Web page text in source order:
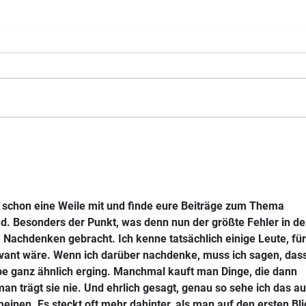
eine Weile mit und finde eure Beiträge zum Thema
Besonders der Punkt, was denn nun der größte Fehler in
gebracht. Ich kenne tatsächlich einige Leute,
wäre. Wenn ich darüber nachdenke, muss ich sagen,
ganz ähnlich erging. Manchmal kauft man Dinge, die dann
trägt sie nie. Und ehrlich gesagt, genau so sehe ich das